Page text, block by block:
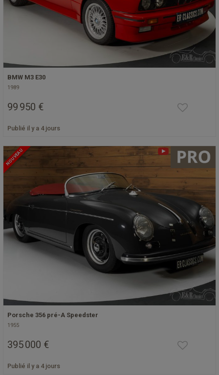
BMW M3 E30
1989
99 950 €
Publié il y a 4 jours
NOUVEAU
Porsche 356 pré-A Speedster
1955
395 000 €
Publié il y a 4 jours